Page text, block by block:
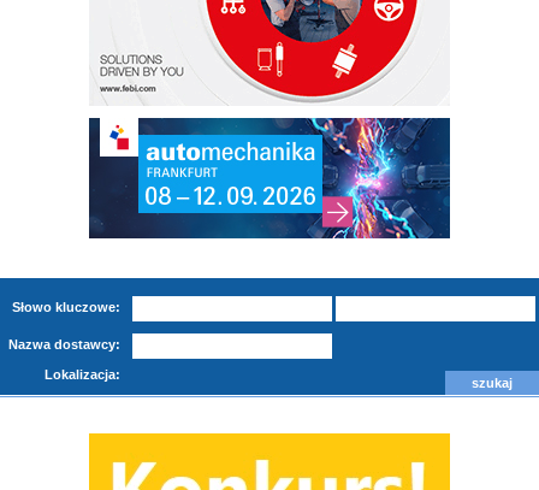
Słowo kluczowe:
Nazwa dostawcy:
Lokalizacja: